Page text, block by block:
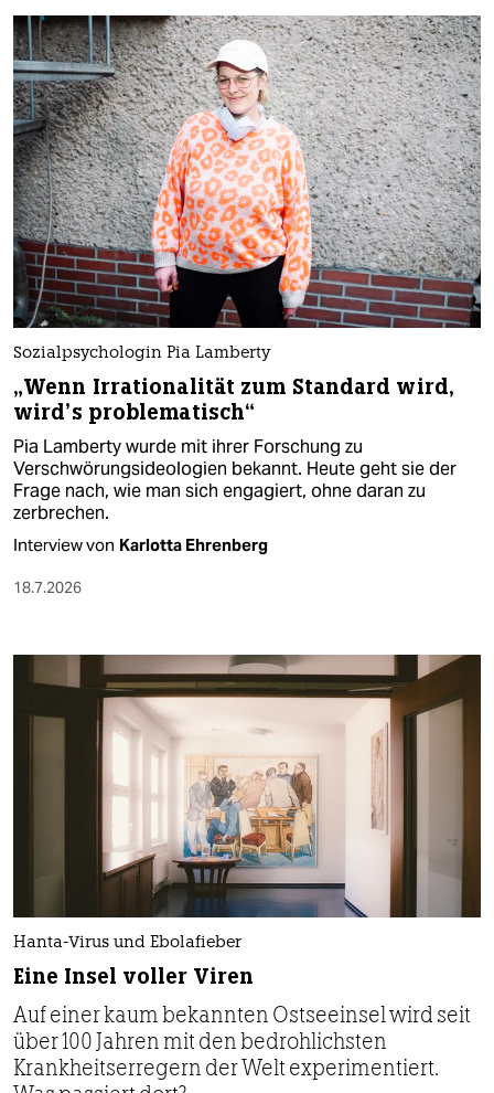
Sozialpsychologin Pia Lamberty
„Wenn Irrationalität zum Standard wird,
wird’s problematisch“
Pia Lamberty wurde mit ihrer Forschung zu
Verschwörungsideologien bekannt. Heute geht sie der
Frage nach, wie man sich engagiert, ohne daran zu
zerbrechen.
Interview von Karlotta Ehrenberg
18.7.2026
Hanta-Virus und Ebolafieber
Eine Insel voller Viren
Auf einer kaum bekannten Ostseeinsel wird seit
über 100 Jahren mit den bedrohlichsten
Krankheitserregern der Welt experimentiert.